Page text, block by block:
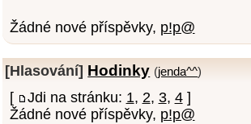
Žádné nové příspěvky, p!p@
[Hlasování] Hodinky (jenda^^)
[ Jdi na stránku: 1, 2, 3, 4]
Žádné nové příspěvky, p!p@